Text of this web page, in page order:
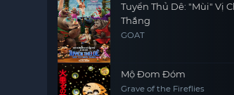
Tuyển Thủ Dê: "Mùi" Vị
Thắng
GOAT
Mộ Đom Đóm
Grave of the Fireflies